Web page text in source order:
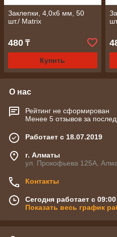
Заклепки, 4,0х6 мм, 50
шт./ Matrix
480 ₸
Купить
О нас
Рейтинг не сформирован
Менее 5 отзывов за
Работает с 18.07.2019
г. Алматы
ул. Прокофьева 125А,
Контакты
Сегодня работает с
Показать весь график